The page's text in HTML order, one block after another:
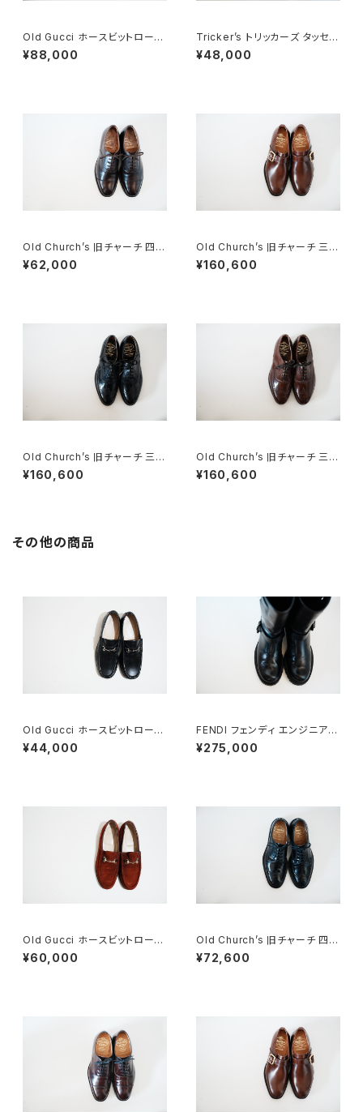
Old Gucci ホースビットローフ
ァー 38.5C tan ほぼDeadsto
ck
¥88,000
Tricker’s トリッカーズ タッセル
ローファー 5.5-4 スエード
¥48,000
Old Church’s 旧チャーチ 四都
市 キャップトウ 65G
¥62,000
Old Church’s 旧チャーチ 三都
市 WESTBURY 65G DEADS
TOCK
¥160,600
Old Church’s 旧チャーチ 三都
市 HICKSTEAD 65G DEADS
TOCK
¥160,600
Old Church’s 旧チャーチ 三都
市 HICKSTEAD 65G DEADS
TOCK
¥160,600
その他の商品
Old Gucci ホースビットローフ
ァー 34C BK
¥44,000
FENDI フェンディ エンジニアブ
ーツ 8.5
¥275,000
Old Gucci ホースビットローフ
ァー 35.5C スエード WR
¥60,000
Old Church’s 旧チャーチ 四都
市 Grafton グラフトン 70F
¥72,600